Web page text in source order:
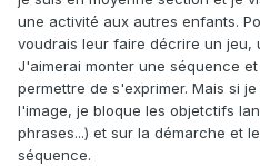
une activité aux autres enfants.
voudrais leur faire décrire un jeu,
J'aimerai monter une séquence
permettre de s'exprimer. Mais si
l'image, je bloque les objetctifs
phrases...) et sur la démarche et
séquence.